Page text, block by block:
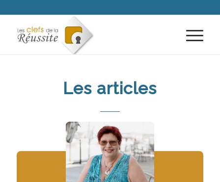
Les articles